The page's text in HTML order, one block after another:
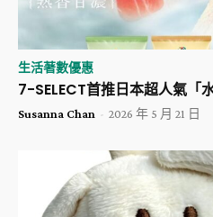
生活著數優惠
​7-SELECT首推日本超人氣「
Susanna Chan - 2026 年 5 月 21 日